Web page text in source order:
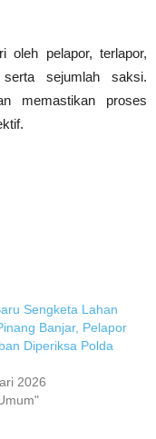
oleh pelapor, terlapor,
sejumlah saksi.
memastikan proses
Sengketa Lahan
Banjar, Pelapor
Diperiksa Polda
2026